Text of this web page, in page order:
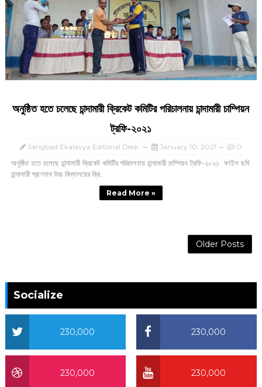
অনুষ্ঠিত হতে চলেছে চান্দামারী ক্রিকেট কমিটির পরিচালনায় চান্দামারী চাম্পিয়ন
ট্রফি-২০২১
Sangbad Ekalavya Editorial Desk January 10, 2021 0
অনুষ্ঠিত হতে চলেছে চান্দামারী ক্রিকেট কমিটির পরিচালনায় চান্দামারী চাম্পিয়ন ট্রফি-২০২১ ফাইল ছবি
চান্দামারী প্রাণনাথ উচ্চ বিদ্যালয়ের ক্রি...
Read More »
Older Posts
Socialize
230,000
230,000
230,000
230,000